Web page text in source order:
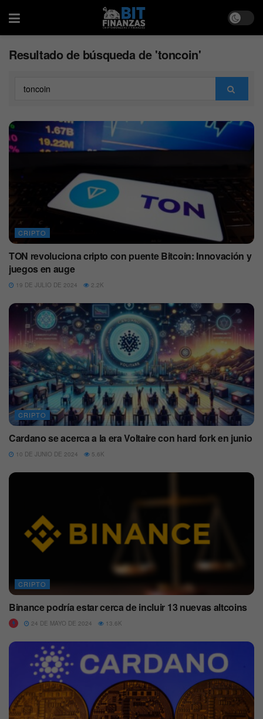
Resultado de búsqueda de 'toncoin'
CRIPTO
TON revoluciona cripto con puente Bitcoin: Innovación y
juegos en auge
19 DE JULIO DE 2024 2.2K
CRIPTO
Cardano se acerca a la era Voltaire con hard fork en junio
10 DE JUNIO DE 2024 5.6K
CRIPTO
Binance podría estar cerca de incluir 13 nuevas altcoins
24 DE MAYO DE 2024 13.6K